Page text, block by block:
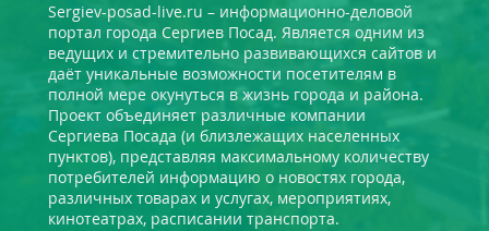
Sergiev-posad-live.ru – информационно-деловой
портал города Сергиев Посад. Является одним из
ведущих и стремительно развивающихся сайтов и
даёт уникальные возможности посетителям в
полной мере окунуться в жизнь города и района.
Проект объединяет различные компании
Сергиева Посада (и близлежащих населенных
пунктов), представляя максимальному количеству
потребителей информацию о новостях города,
различных товарах и услугах, мероприятиях,
кинотеатрах, расписании транспорта.